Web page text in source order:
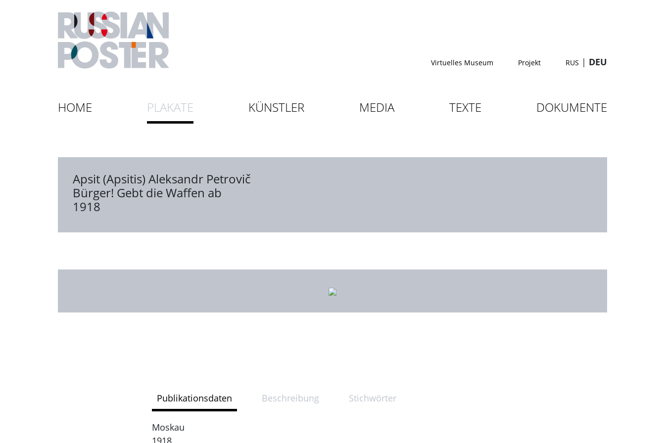
Virtuelles Museum Projekt RUS | DEU
HOME PLAKATE KÜNSTLER MEDIA TEXTE DOKUMENTE
Apsit (Apsitis) Aleksandr Petrovič
Bürger! Gebt die Waffen ab
1918
Publikationsdaten Beschreibung Stichwörter
Moskau
1918